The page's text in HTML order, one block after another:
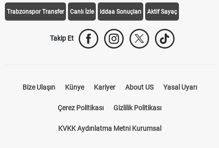
Trabzonspor Transfer Canlı İzle iddaa Sonuçları Aktif Sayaç
Takip Et
Bize Ulaşın Künye Kariyer About US Yasal Uyarı
Çerez Politikası Gizlilik Politikası
KVKK Aydınlatma Metni Kurumsal